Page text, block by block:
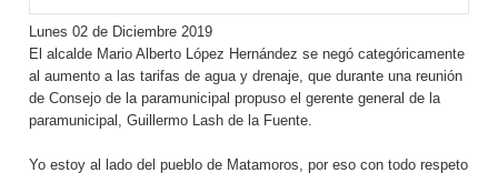
Lunes 02 de Diciembre 2019
El alcalde Mario Alberto López Hernández se negó categóricamente
al aumento a las tarifas de agua y drenaje, que durante una reunión
de Consejo de la paramunicipal propuso el gerente general de la
paramunicipal, Guillermo Lash de la Fuente.
Yo estoy al lado del pueblo de Matamoros, por eso con todo respeto